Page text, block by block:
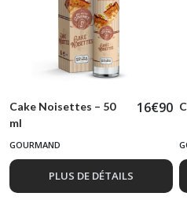
Cake Noisettes – 50
ml
16€90
GOURMAND
PLUS DE DÉTAILS